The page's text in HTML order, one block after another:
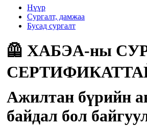
Нүүр
Сургалт, дамжаа
Бусад сургалт
🦺 ХАБЭА-ны
Ажилтан бүрийн
байдал бол